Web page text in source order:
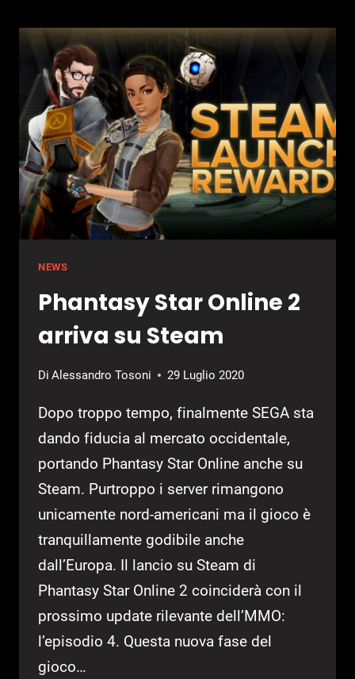
DURANTE
UBISOFT
FORWARD?
NEWS
Phantasy Star Online 2
arriva su Steam
Di Alessandro Tosoni 29 Luglio 2020
Dopo troppo tempo, finalmente SEGA sta
dando fiducia al mercato occidentale,
portando Phantasy Star Online anche su
Steam. Purtroppo i server rimangono
unicamente nord-americani ma il gioco è
tranquillamente godibile anche
dall’Europa. Il lancio su Steam di
Phantasy Star Online 2 coinciderà con il
prossimo update rilevante dell’MMO:
l’episodio 4. Questa nuova fase del
gioco…